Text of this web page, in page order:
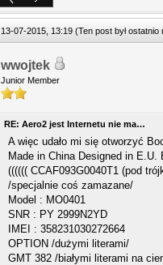
13-07-2015, 13:19 (Ten post był
wwojtek
Junior Member
RE: Aero2 jest Internetu nie ma…
A więc udało mi się otworzyć
Made in China Designed in E.U.
(((((( CCAF093G0040T1 (pod
/specjalnie coś zamazane/
Model : MO0401
SNR : PY 2999N2YD
IMEI : 358231030272664
OPTION /dużymi literami/
GMT 382 /białymi literami na